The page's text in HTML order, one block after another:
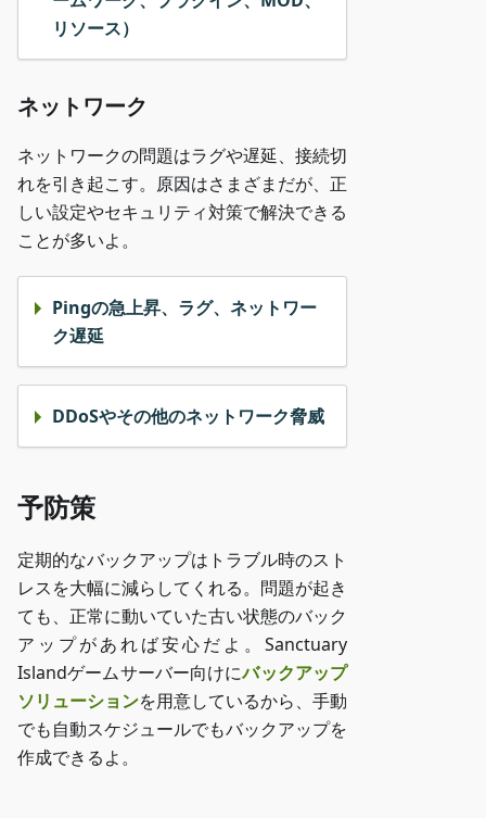
リソース）
ネットワーク
ネットワークの問題はラグや遅延、接続切
れを引き起こす。原因はさまざまだが、正
しい設定やセキュリティ対策で解決できる
ことが多いよ。
Pingの急上昇、ラグ、ネットワー
ク遅延
DDoSやその他のネットワーク脅威
予防策
定期的なバックアップはトラブル時のスト
レスを大幅に減らしてくれる。問題が起き
ても、正常に動いていた古い状態のバック
アップがあれば安心だよ。Sanctuary
Islandゲームサーバー向けにバックアップ
ソリューションを用意しているから、手動
でも自動スケジュールでもバックアップを
作成できるよ。